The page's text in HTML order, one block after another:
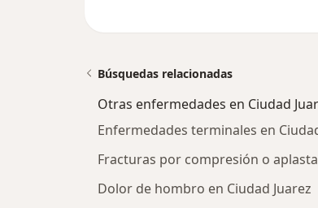
Búsquedas relacionadas
Otras enfermedades en Ciudad
Enfermedades terminales en
Fracturas por compresión o
Dolor de hombro en Ciudad Juarez